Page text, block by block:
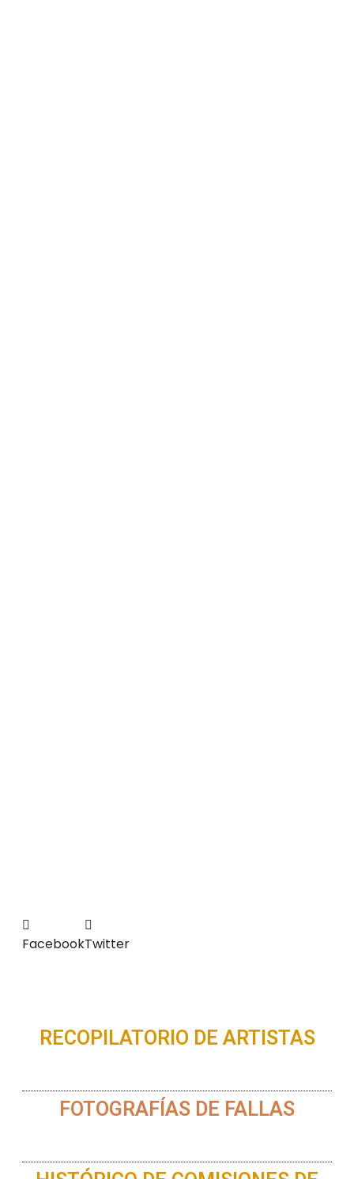
FacebookTwitter
RECOPILATORIO DE ARTISTAS
FOTOGRAFÍAS DE FALLAS